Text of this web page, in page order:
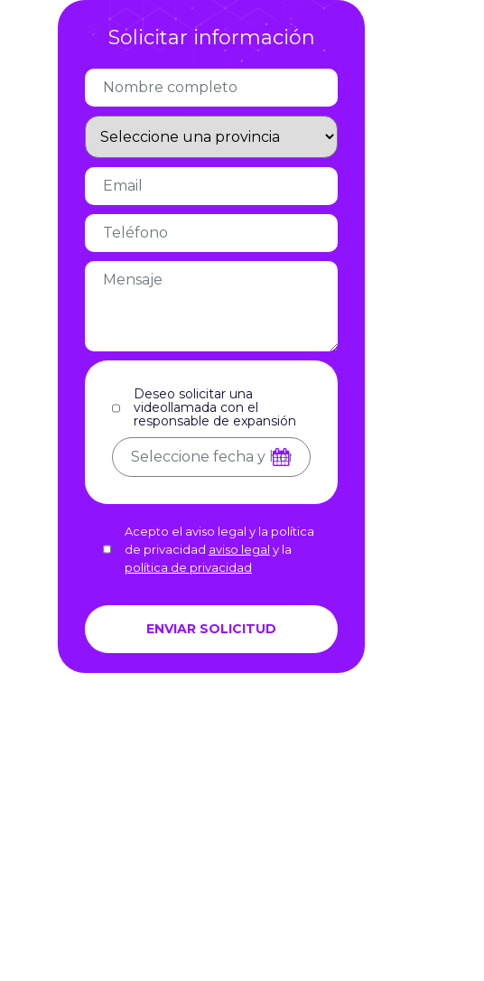
Infórmate
Solicitar información
Deseo solicitar una
videollamada con el
responsable de expansión
Acepto el aviso legal y la política
de privacidad aviso legal y la
política de privacidad